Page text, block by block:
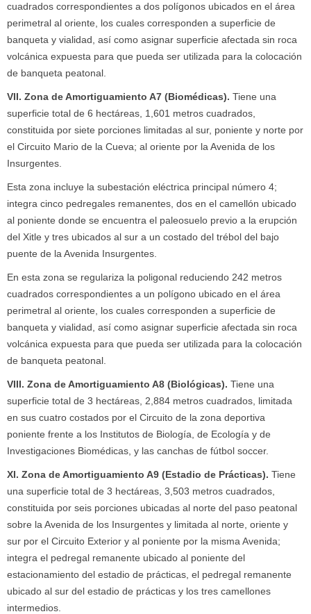
cuadrados correspondientes a dos polígonos ubicados en el área
perimetral al oriente, los cuales corresponden a superficie de
banqueta y vialidad, así como asignar superficie afectada sin roca
volcánica expuesta para que pueda ser utilizada para la colocación
de banqueta peatonal.
VII. Zona de Amortiguamiento A7 (Biomédicas). Tiene una
superficie total de 6 hectáreas, 1,601 metros cuadrados,
constituida por siete porciones limitadas al sur, poniente y norte por
el Circuito Mario de la Cueva; al oriente por la Avenida de los
Insurgentes.
Esta zona incluye la subestación eléctrica principal número 4;
integra cinco pedregales remanentes, dos en el camellón ubicado
al poniente donde se encuentra el paleosuelo previo a la erupción
del Xitle y tres ubicados al sur a un costado del trébol del bajo
puente de la Avenida Insurgentes.
En esta zona se regulariza la poligonal reduciendo 242 metros
cuadrados correspondientes a un polígono ubicado en el área
perimetral al oriente, los cuales corresponden a superficie de
banqueta y vialidad, así como asignar superficie afectada sin roca
volcánica expuesta para que pueda ser utilizada para la colocación
de banqueta peatonal.
VIII. Zona de Amortiguamiento A8 (Biológicas). Tiene una
superficie total de 3 hectáreas, 2,884 metros cuadrados, limitada
en sus cuatro costados por el Circuito de la zona deportiva
poniente frente a los Institutos de Biología, de Ecología y de
Investigaciones Biomédicas, y las canchas de fútbol soccer.
XI. Zona de Amortiguamiento A9 (Estadio de Prácticas). Tiene
una superficie total de 3 hectáreas, 3,503 metros cuadrados,
constituida por seis porciones ubicadas al norte del paso peatonal
sobre la Avenida de los Insurgentes y limitada al norte, oriente y
sur por el Circuito Exterior y al poniente por la misma Avenida;
integra el pedregal remanente ubicado al poniente del
estacionamiento del estadio de prácticas, el pedregal remanente
ubicado al sur del estadio de prácticas y los tres camellones
intermedios.